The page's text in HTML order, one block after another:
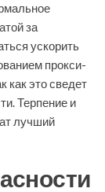
за
ускорить
прокси-
как это сведет
Терпение и
лучший